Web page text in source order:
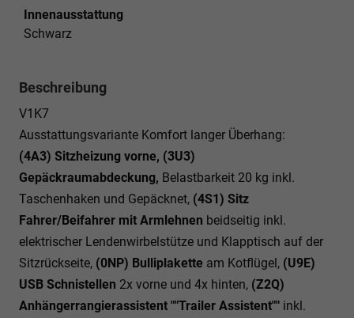
Innenausstattung
Schwarz
Beschreibung
V1K7
Ausstattungsvariante Komfort langer Überhang:
(4A3) Sitzheizung vorne, (3U3)
Gepäckraumabdeckung, Belastbarkeit 20 kg inkl.
Taschenhaken und Gepäcknet, (4S1) Sitz
Fahrer/Beifahrer mit Armlehnen beidseitig inkl.
elektrischer Lendenwirbelstütze und Klapptisch auf der
Sitzrückseite, (0NP) Bulliplakette am Kotflügel, (U9E)
USB Schnistellen 2x vorne und 4x hinten, (Z2Q)
Anhängerrangierassistent ""Trailer Assistent"" inkl.